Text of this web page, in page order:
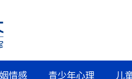
情感 青少年心理 儿